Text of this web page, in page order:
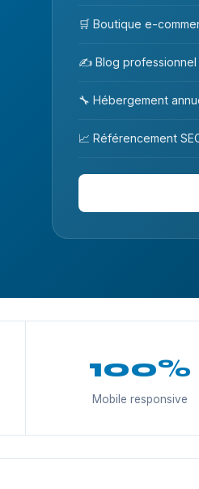
🛒 Boutique e-
✍️ Blog professionnel
🔧 Hébergement
📈 Référencement
100%
Mobile responsive